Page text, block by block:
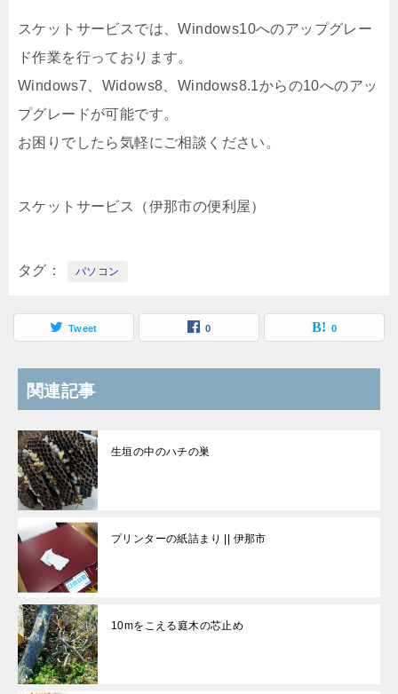
スケットサービスでは、Windows10へのアップグレー
ド作業を行っております。
Windows7、Widows8、Windows8.1からの10へのアッ
プグレードが可能です。
お困りでしたら気軽にご相談ください。
スケットサービス（伊那市の便利屋）
タグ パソコン
Tweet 0 0
関連記事
生垣の中のハチの巣
プリンターの紙詰まり || 伊那市
10mをこえる庭木の芯止め